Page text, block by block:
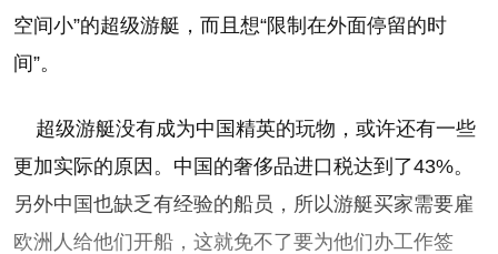
空间小”的超级游艇，而且想“限制在外面停留的时
间”。
超级游艇没有成为中国精英的玩物，或许还有一些
更加实际的原因。中国的奢侈品进口税达到了43%。
另外中国也缺乏有经验的船员，所以游艇买家需要雇
欧洲人给他们开船，这就免不了要为他们办工作签